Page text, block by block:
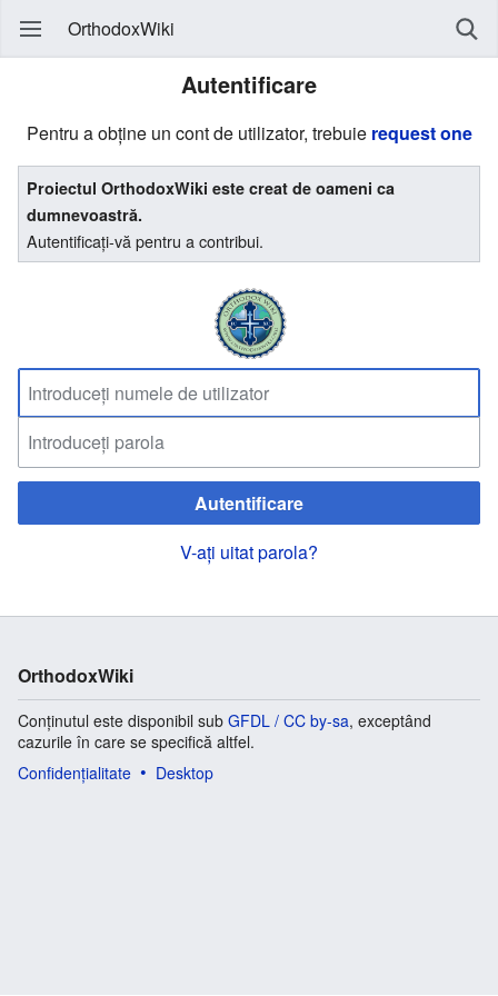
OrthodoxWiki
Autentificare
Pentru a obține un cont de utilizator, trebuie request one
Proiectul OrthodoxWiki este creat de oameni ca
dumnevoastră.
Autentificați-vă pentru a contribui.
Autentificare
V-ați uitat parola?
OrthodoxWiki
Conținutul este disponibil sub GFDL / CC by-sa, exceptând
cazurile în care se specifică altfel.
Confidențialitate
Desktop